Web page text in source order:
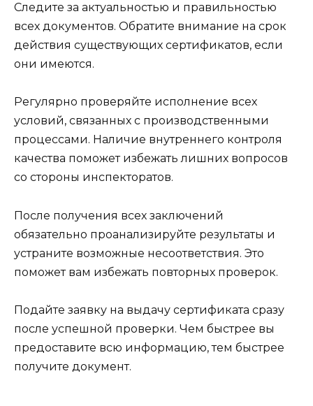
Следите за актуальностью и правильностью
всех документов. Обратите внимание на срок
действия существующих сертификатов, если
они имеются.
Регулярно проверяйте исполнение всех
условий, связанных с производственными
процессами. Наличие внутреннего контроля
качества поможет избежать лишних вопросов
со стороны инспекторатов.
После получения всех заключений
обязательно проанализируйте результаты и
устраните возможные несоответствия. Это
поможет вам избежать повторных проверок.
Подайте заявку на выдачу сертификата сразу
после успешной проверки. Чем быстрее вы
предоставите всю информацию, тем быстрее
получите документ.